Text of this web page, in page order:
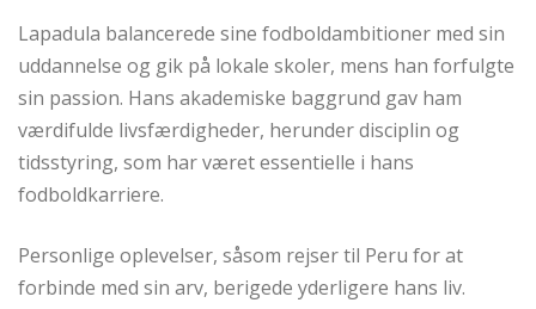
Lapadula balancerede sine fodboldambitioner med sin
uddannelse og gik på lokale skoler, mens han forfulgte
sin passion. Hans akademiske baggrund gav ham
værdifulde livsfærdigheder, herunder disciplin og
tidsstyring, som har været essentielle i hans
fodboldkarriere.
Personlige oplevelser, såsom rejser til Peru for at
forbinde med sin arv, berigede yderligere hans liv.